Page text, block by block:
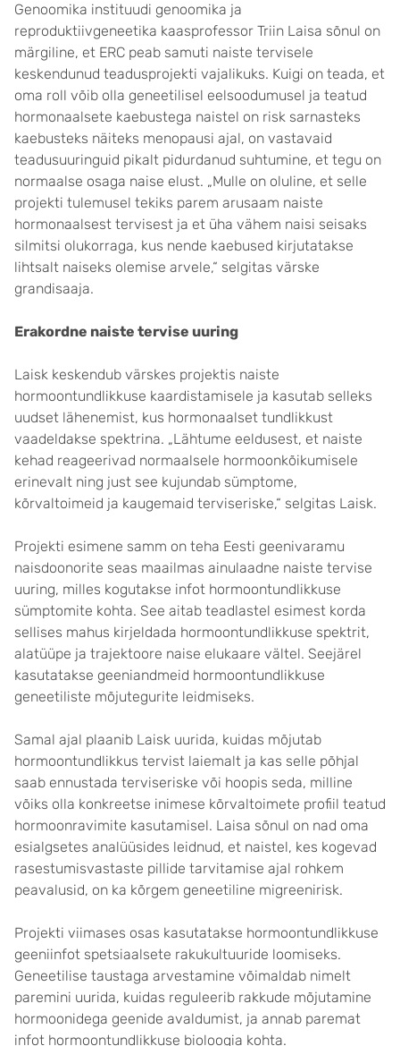
Genoomika instituudi genoomika ja
reproduktiivgeneetika kaasprofessor Triin Laisa sõnul on
märgiline, et ERC peab samuti naiste tervisele
keskendunud teadusprojekti vajalikuks. Kuigi on teada, et
oma roll võib olla geneetilisel eelsoodumusel ja teatud
hormonaalsete kaebustega naistel on risk sarnasteks
kaebusteks näiteks menopausi ajal, on vastavaid
teadusuuringuid pikalt pidurdanud suhtumine, et tegu on
normaalse osaga naise elust. „Mulle on oluline, et selle
projekti tulemusel tekiks parem arusaam naiste
hormonaalsest tervisest ja et üha vähem naisi seisaks
silmitsi olukorraga, kus nende kaebused kirjutatakse
lihtsalt naiseks olemise arvele,“ selgitas värske
grandisaaja.
Erakordne naiste tervise uuring
Laisk keskendub värskes projektis naiste
hormoontundlikkuse kaardistamisele ja kasutab selleks
uudset lähenemist, kus hormonaalset tundlikkust
vaadeldakse spektrina. „Lähtume eeldusest, et naiste
kehad reageerivad normaalsele hormoonkõikumisele
erinevalt ning just see kujundab sümptome,
kõrvaltoimeid ja kaugemaid terviseriske,“ selgitas Laisk.
Projekti esimene samm on teha Eesti geenivaramu
naisdoonorite seas maailmas ainulaadne naiste tervise
uuring, milles kogutakse infot hormoontundlikkuse
sümptomite kohta. See aitab teadlastel esimest korda
sellises mahus kirjeldada hormoontundlikkuse spektrit,
alatüüpe ja trajektoore naise elukaare vältel. Seejärel
kasutatakse geeniandmeid hormoontundlikkuse
geneetiliste mõjutegurite leidmiseks.
Samal ajal plaanib Laisk uurida, kuidas mõjutab
hormoontundlikkus tervist laiemalt ja kas selle põhjal
saab ennustada terviseriske või hoopis seda, milline
võiks olla konkreetse inimese kõrvaltoimete profiil teatud
hormoonravimite kasutamisel. Laisa sõnul on nad oma
esialgsetes analüüsides leidnud, et naistel, kes kogevad
rasestumisvastaste pillide tarvitamise ajal rohkem
peavalusid, on ka kõrgem geneetiline migreenirisk.
Projekti viimases osas kasutatakse hormoontundlikkuse
geeniinfot spetsiaalsete rakukultuuride loomiseks.
Geneetilise taustaga arvestamine võimaldab nimelt
paremini uurida, kuidas reguleerib rakkude mõjutamine
hormoonidega geenide avaldumist, ja annab paremat
infot hormoontundlikkuse bioloogia kohta.